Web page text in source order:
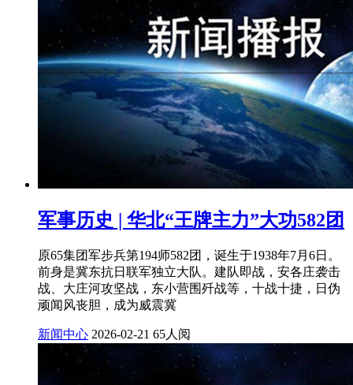
军事历史 | 华北“王牌主力”大功582团
原65集团军步兵第194师582团，诞生于1938年7月6日。
前身是冀东抗日联军独立大队。建队即战，安各庄袭击
战、大庄河攻坚战，东小营围歼战等，十战十捷，日伪
顽闻风丧胆，成为威震冀
新闻中心 2026-02-21 65人阅